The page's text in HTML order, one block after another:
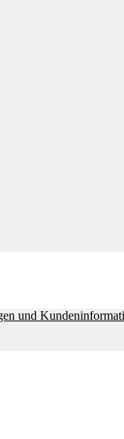
und